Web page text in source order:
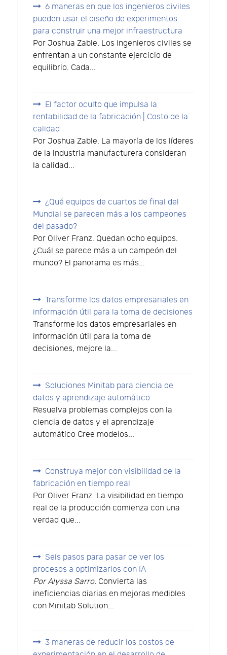
6 maneras en que los ingenieros civiles
pueden usar el diseño de experimentos
para construir una mejor infraestructura
Por Joshua Zable. Los ingenieros civiles se
enfrentan a un constante ejercicio de
equilibrio. Cada...
El factor oculto que impulsa la
rentabilidad de la fabricación | Costo de la
calidad
Por Joshua Zable. La mayoría de los líderes
de la industria manufacturera consideran
la calidad...
¿Qué equipos de cuartos de final del
Mundial se parecen más a los campeones
del pasado?
Por Oliver Franz. Quedan ocho equipos.
¿Cuál se parece más a un campeón del
mundo? El panorama es más...
Transforme los datos empresariales en
información útil para la toma de decisiones
Transforme los datos empresariales en
información útil para la toma de
decisiones, mejore la...
Soluciones Minitab para ciencia de
datos y aprendizaje automático
Resuelva problemas complejos con la
ciencia de datos y el aprendizaje
automático Cree modelos...
Construya mejor con visibilidad de la
fabricación en tiempo real
Por Oliver Franz. La visibilidad en tiempo
real de la producción comienza con una
verdad que...
Seis pasos para pasar de ver los
procesos a optimizarlos con IA
Por Alyssa Sarro. Convierta las
ineficiencias diarias en mejoras medibles
con Minitab Solution...
3 maneras de reducir los costos de